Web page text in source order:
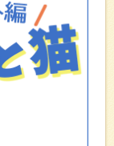
編】懲
い！